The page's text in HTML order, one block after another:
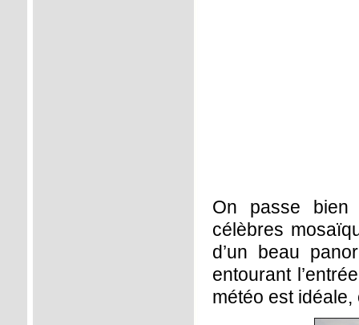
On passe bien
célèbres
d’un beau
entourant
météo est